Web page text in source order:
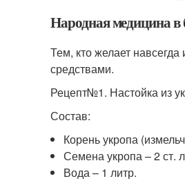
Народная медицина в
Тем, кто желает
средствами.
Рецепт№1. Настойка из
Состав:
Корень укропа
Семена укропа – 2 ст.
Вода – 1 литр.